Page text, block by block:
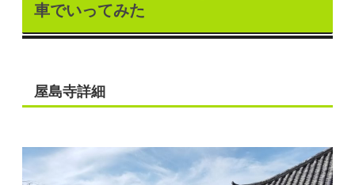
車でいってみた
屋島寺詳細